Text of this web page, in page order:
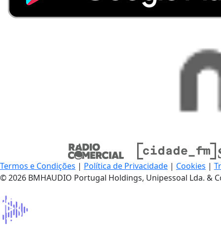
Termos e Condições | Política de Privacidade | Cookies |
© 2026 BMHAUDIO Portugal Holdings, Unipessoal Lda.